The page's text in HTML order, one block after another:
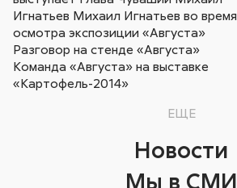
Игнатьев Михаил Игнатьев во время
осмотра экспозиции «Августа»
Разговор на стенде «Августа»
Команда «Августа» на выставке
«Картофель-2014»
ЕЩЕ
Новости
Мы в СМИ